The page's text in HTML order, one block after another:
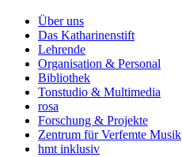
Über uns
Das Katharinenstift
Lehrende
Organisation & Personal
Bibliothek
Tonstudio & Multimedia
rosa
Forschung & Projekte
Zentrum für Verfemte Musik
hmt inklusiv